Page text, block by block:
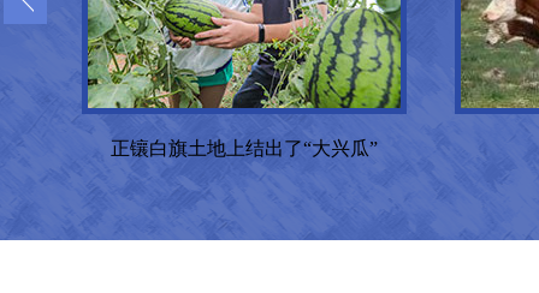
正镶白旗土地上结出了“大兴瓜”